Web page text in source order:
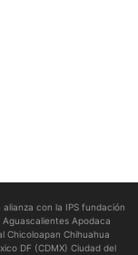
con la IPS fundación
Apodaca
Chicoloapan Chihuahua
DF (CDMX) Ciudad del